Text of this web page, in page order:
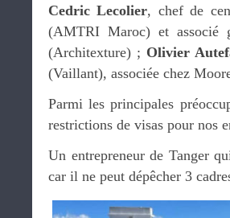
Cedric Lecolier, chef de
(AMTRI Maroc) et
(Architexture) ; Olivier
(Vaillant), associée chez
Parmi les principales
restrictions de visas pour nos
Un entrepreneur de Tanger
car il ne peut dépêcher 3